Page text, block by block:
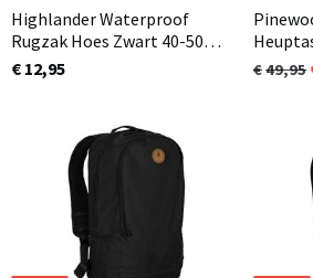
Highlander Waterproof
Rugzak Hoes Zwart 40-50
Liter
€ 12,95 49,95